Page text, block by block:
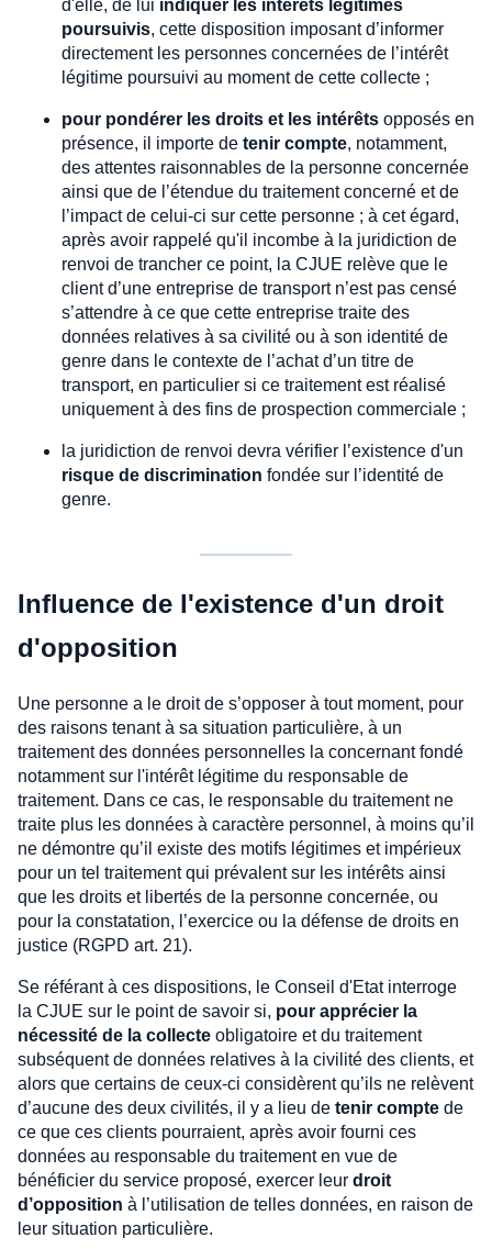
d'elle, de lui indiquer les intérêts légitimes
poursuivis, cette disposition imposant d’informer
directement les personnes concernées de l’intérêt
légitime poursuivi au moment de cette collecte ;
pour pondérer les droits et les intérêts opposés en
présence, il importe de tenir compte, notamment,
des attentes raisonnables de la personne concernée
ainsi que de l’étendue du traitement concerné et de
l’impact de celui-ci sur cette personne ; à cet égard,
après avoir rappelé qu'il incombe à la juridiction de
renvoi de trancher ce point, la CJUE relève que le
client d’une entreprise de transport n’est pas censé
s’attendre à ce que cette entreprise traite des
données relatives à sa civilité ou à son identité de
genre dans le contexte de l’achat d’un titre de
transport, en particulier si ce traitement est réalisé
uniquement à des fins de prospection commerciale ;
la juridiction de renvoi devra vérifier l’existence d'un
risque de discrimination fondée sur l’identité de
genre.
Influence de l'existence d'un droit
d'opposition
Une personne a le droit de s’opposer à tout moment, pour
des raisons tenant à sa situation particulière, à un
traitement des données personnelles la concernant fondé
notamment sur l'intérêt légitime du responsable de
traitement. Dans ce cas, le responsable du traitement ne
traite plus les données à caractère personnel, à moins qu’il
ne démontre qu’il existe des motifs légitimes et impérieux
pour un tel traitement qui prévalent sur les intérêts ainsi
que les droits et libertés de la personne concernée, ou
pour la constatation, l’exercice ou la défense de droits en
justice (RGPD art. 21).
Se référant à ces dispositions, le Conseil d'Etat interroge
la CJUE sur le point de savoir si, pour apprécier la
nécessité de la collecte obligatoire et du traitement
subséquent de données relatives à la civilité des clients, et
alors que certains de ceux-ci considèrent qu’ils ne relèvent
d’aucune des deux civilités, il y a lieu de tenir compte de
ce que ces clients pourraient, après avoir fourni ces
données au responsable du traitement en vue de
bénéficier du service proposé, exercer leur droit
d’opposition à l’utilisation de telles données, en raison de
leur situation particulière.